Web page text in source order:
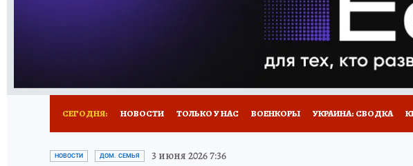
НОВОЕ НА САЙТЕ
СЕГОДНЯ: НОВОСТИ ТОЛЬКО У НАС ВОЕНКОРЫ УКРАИНА: СВОДКА
ТРАГЕДИИ НА ВОДЕ ИСПЫТАНО НА СЕБЕ
НОВОСТИ ДОМ. СЕМЬЯ 3 июня 2026 7:36